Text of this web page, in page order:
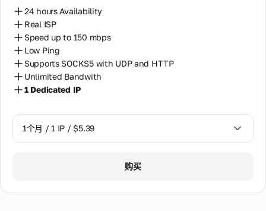
24 hours Availability
Real ISP
Speed up to 150 mbps
Low Ping
Supports SOCKS5 with UDP and HTTP
Unlimited Bandwith
1 Dedicated IP
1个月 / 1 IP / $5.39
购买